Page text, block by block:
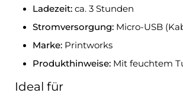
Ladezeit:ca. 3 Stunden
Stromversorgung:Micro-USB
Marke:Printworks
Produkthinweise:Mit feuchtem
Ideal für